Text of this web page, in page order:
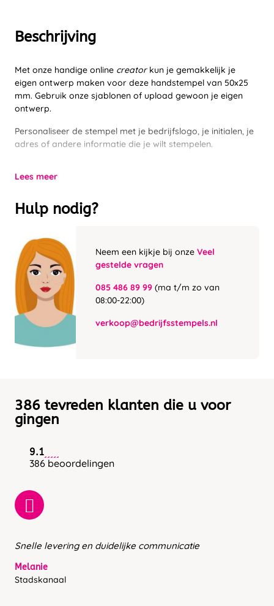
Beschrijving
Met onze handige online creatorkun je gemakkelijk je
eigen ontwerp maken voor deze handstempel van 50x25
mm. Gebruik onze sjablonen of upload gewoon je eigen
ontwerp.
Personaliseer de stempel met je bedrijfslogo, je initialen, je
adres of andere informatie die je wilt stempelen.
Lees meer
Hulp nodig?
Neem een kijkje bij onze Veel
gestelde vragen
085 486 89 99 (ma t/m zo van
08:00-22:00)
verkoop@bedrijfsstempels.nl
386 tevreden klanten die u voor
gingen
9.1
386 beoordelingen
Snelle levering en duidelijke communicatie
Melanie
Stadskanaal